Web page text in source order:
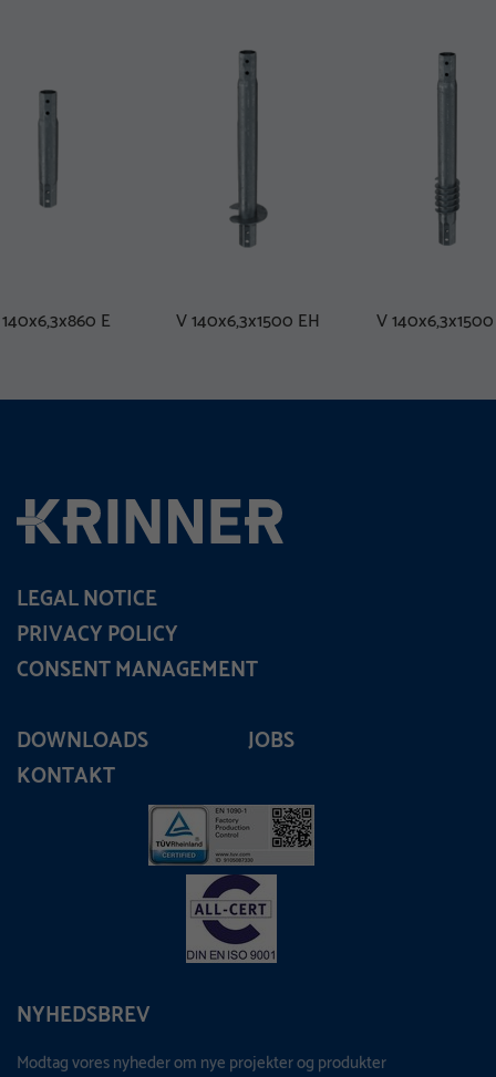
E V 140x6,3x1500 EH V
DOWNLOADS
JOBS
KONTAKT
NYHEDSBREV
Modtag vores nyheder om nye projekter og produkter
LEGAL NOTICE
PRIVACY POLICY
CONSENT MANAGEMENT